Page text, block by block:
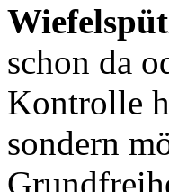
schon da
Kontrolle
sondern